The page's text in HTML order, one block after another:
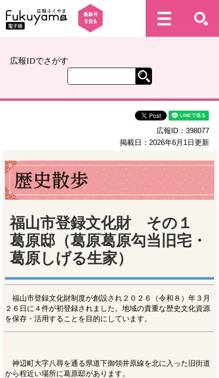
広報IDでさがす
広報ID：398077
掲載日：2026年6月1日更新
福山市登録文化財 その１
葛原邸（葛原葛原勾当旧宅・
葛原しげる生家）
福山市登録文化財制度が創設され２０２６（令和８）年３月
２６日に４件が初登録されました。地域の貴重な歴史文化資源
を保存・活用することを目的にしています。
神辺町大字八尋を通る県道下御領井原線を北に入った旧街道
から程近い場所に葛原邸があります。